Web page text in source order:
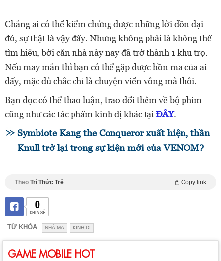
Chẳng ai có thể kiểm chứng được những lời đồn đại
đó, sự thật là vậy đấy. Nhưng không phải là không thể
tìm hiểu, bởi căn nhà này nay đã trở thành 1 khu trọ.
Nếu may mắn thì bạn có thể gặp được hồn ma của ai
đấy, mặc dù chắc chỉ là chuyện viển vông mà thôi.
Bạn đọc có thể thảo luận, trao đổi thêm về bộ phim
cũng như các tác phẩm kinh dị khác tại ĐÂY.
Symbiote Kang the Conqueror xuất hiện, thần
Knull trở lại trong sự kiện mới của VENOM?
Theo Trí Thức Trẻ Copy link
0
CHIA SẺ
TỪ KHÓA NHÀ MA KINH DỊ
GAME MOBILE HOT